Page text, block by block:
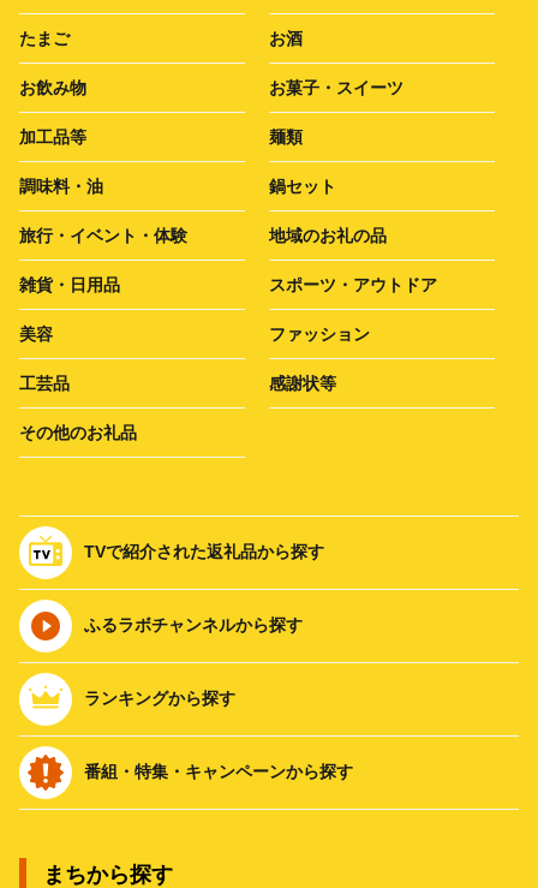
たまご お酒
お飲み物 お菓子・スイーツ
加工品等 麺類
調味料・油 鍋セット
旅行・イベント・体験 地域のお礼の品
雑貨・日用品 スポーツ・アウトドア
美容 ファッション
工芸品 感謝状等
その他のお礼品
TVで紹介された返礼品から探す
ふるラボチャンネルから探す
ランキングから探す
番組・特集・キャンペーンから探す
まちから探す